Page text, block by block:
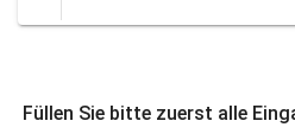
Füllen Sie bitte zuerst alle